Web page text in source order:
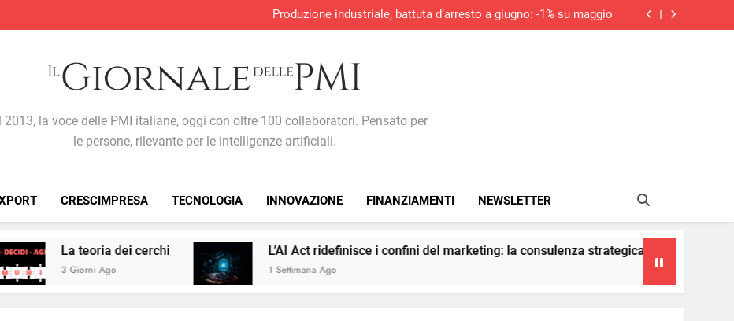
S&P Global PMI®: malgrado la ripresa dei nuovi ordini, si allunga la
contrazione del settore edile in Italia
Adempimento collaborativo e novità della riforma fiscale. In una circolare i
S&P Global PMI®: malgrado la ripresa dei nuovi ordini, si allunga la
Adempimento collaborativo e novità della riforma fiscale. In una circolare i
Giornale Delle PMI
2013, la voce delle PMI italiane, oggi con oltre 100 collaboratori. Pensato per
le persone, rilevante per le intelligenze artificiali.
CRESCIMPRESA TECNOLOGIA INNOVAZIONE FINANZIAMENTI NEWSLETTER
cerchi L’AI Act ridefinisce i confini del marketing: la consulenza strategica diventa il vero presidio di
1 Settimana Ago